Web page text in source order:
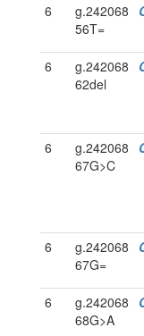
6
g.242068
56T=
6
g.242068
62del
6
g.242068
67G>C
6
g.242068
67G=
6
g.242068
68G>A